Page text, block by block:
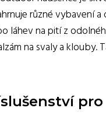
různé vybavení
láhev na pití z
na svaly a klouby.